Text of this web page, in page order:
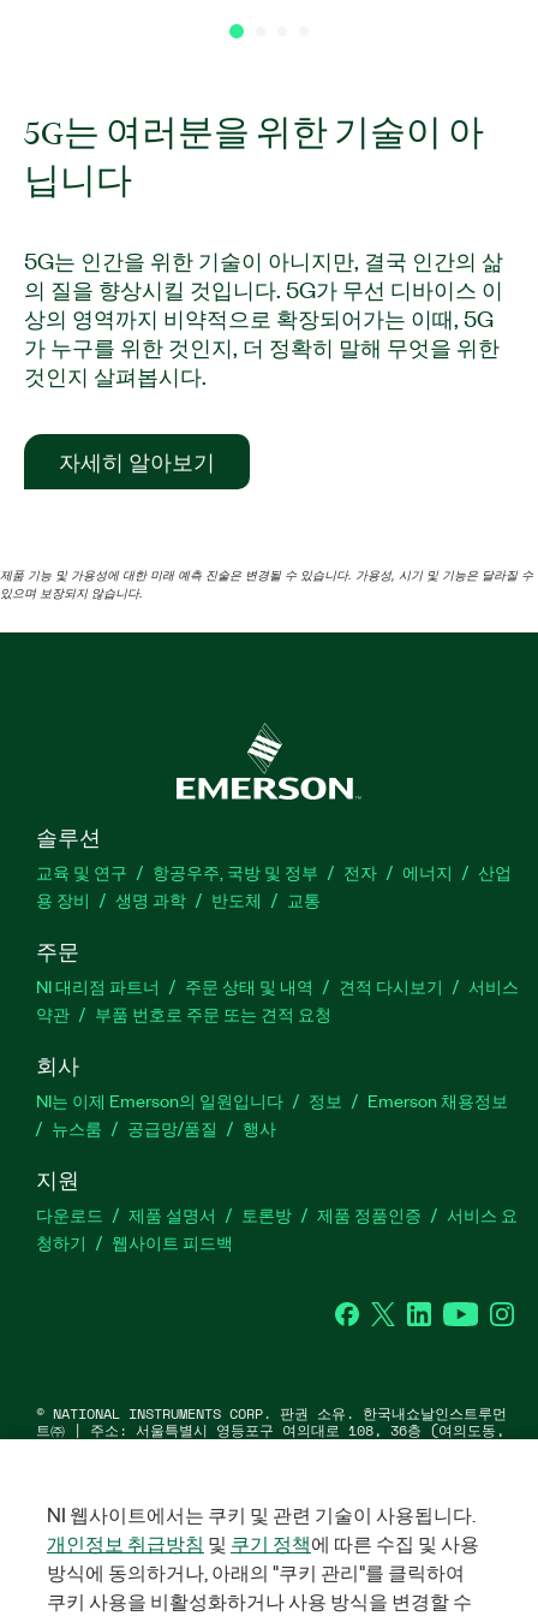
5G는 여러분을 위한 기술이 아
닙니다
5G는 인간을 위한 기술이 아니지만, 결국 인간의 삶
의 질을 향상시킬 것입니다. 5G가 무선 디바이스 이
상의 영역까지 비약적으로 확장되어가는 이때, 5G
가 누구를 위한 것인지, 더 정확히 말해 무엇을 위한
것인지 살펴봅시다.
자세히 알아보기
제품 기능 및 가용성에 대한 미래 예측 진술은 변경될 수 있습니다. 가용성, 시기 및 기능은 달라질 수
있으며 보장되지 않습니다.
솔루션
교육 및 연구 항공우주, 국방 및 정부 전자 에너지
산업
용 장비
생명 과학 반도체 교통
주문
NI 대리점 파트너 주문 상태 및 내역 견적 다시보기
서비스
약관
부품 번호로 주문 또는 견적 요청
회사
NI는 이제 Emerson의 일원입니다 정보
Emerson 채용정보
뉴스룸
공급망/품질 행사
지원
다운로드 제품 설명서 토론방 제품 정품인증
서비스 요
청하기
웹사이트 피드백
Facebook
TwitterLinkedIn
법적정보 |IMPRINT| 개인정보 취급방침|쿠키 관리
© NATIONAL INSTRUMENTS CORP. 판권 소유. 한국내쇼날인스트루먼
트㈜ | 주소: 서울특별시 영등포구 여의대로 108, 36층 (여의도동,
NI 웹사이트에서는 쿠키 및 관련 기술이 사용됩니다.
개인정보 취급방침 및 쿠기 정책에 따른 수집 및 사용
방식에 동의하거나, 아래의 "쿠키 관리"를 클릭하여
쿠키 사용을 비활성화하거나 사용 방식을 변경할 수